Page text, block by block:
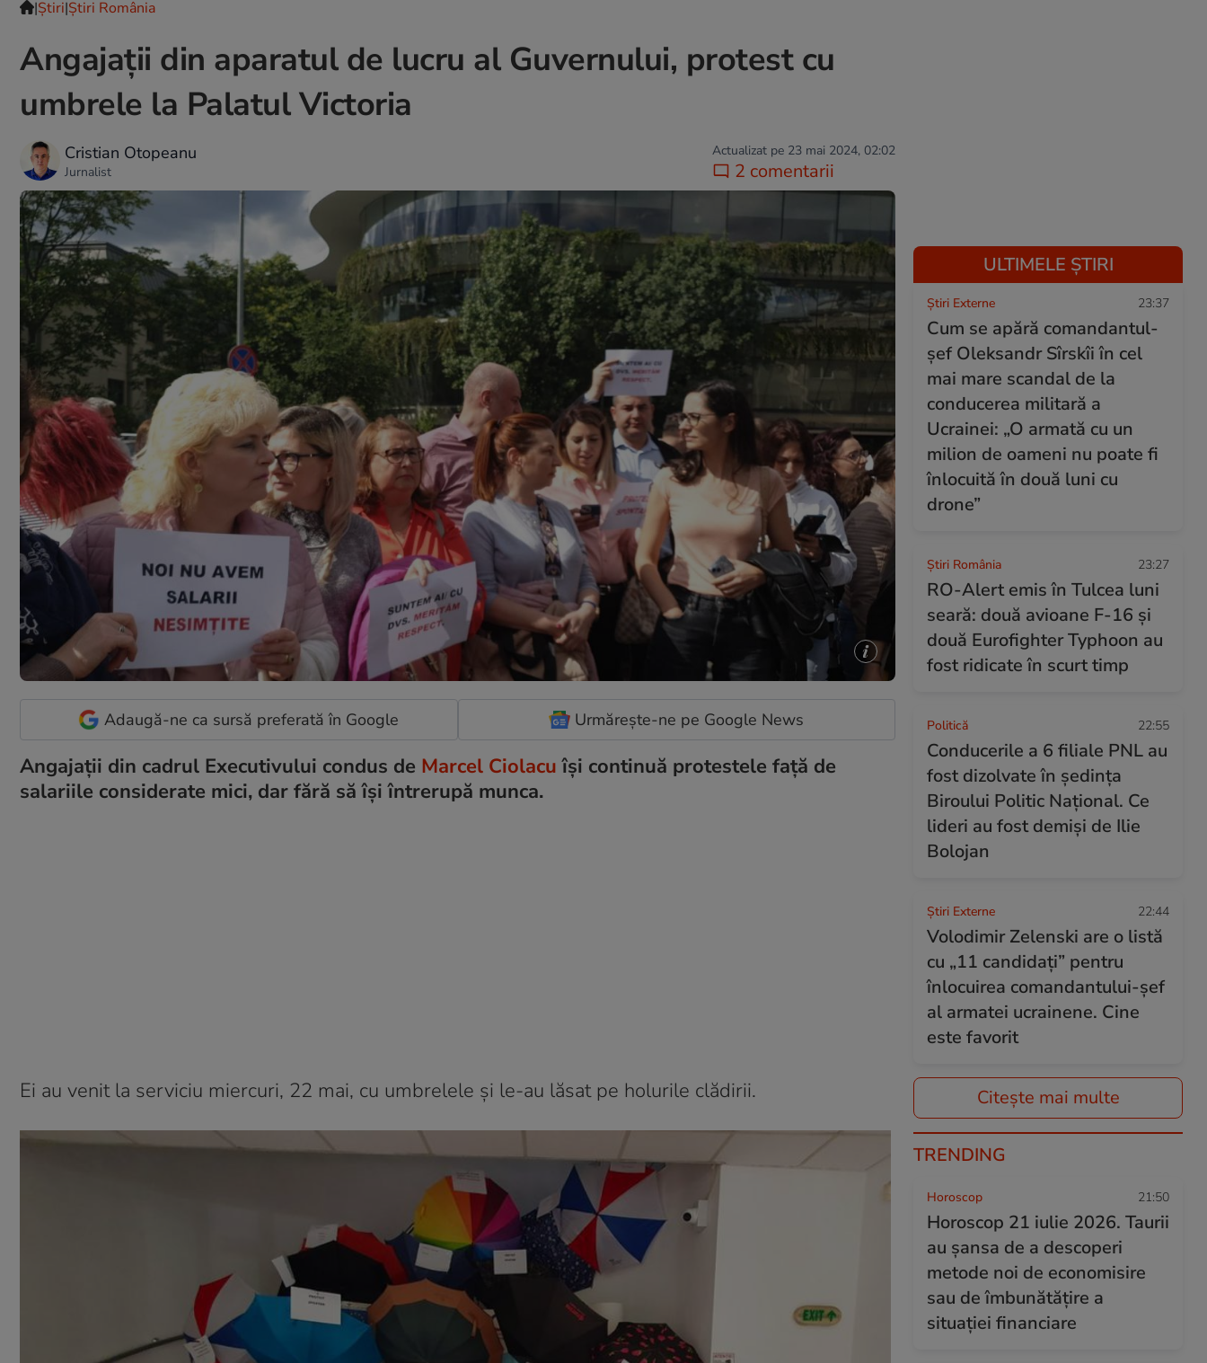
|Ştiri|Știri România
Angajaţii din aparatul de lucru al Guvernului, protest cu
umbrele la Palatul Victoria
Cristian Otopeanu
Jurnalist
Actualizat pe 23 mai 2024, 02:02
2 comentarii
Adaugă-ne ca sursă preferată în Google Urmărește-ne pe Google News
Angajaţii din cadrul Executivului condus de Marcel Ciolacu își continuă protestele față de
salariile considerate mici, dar fără să îşi întrerupă munca.
Ei au venit la serviciu miercuri, 22 mai, cu umbrelele și le-au lăsat pe holurile clădirii.
ULTIMELE ȘTIRI
Știri Externe 23:37
Cum se apără comandantul-
șef Oleksandr Sîrskîi în cel
mai mare scandal de la
conducerea militară a
Ucrainei: „O armată cu un
milion de oameni nu poate fi
înlocuită în două luni cu
drone”
Știri România 23:27
RO-Alert emis în Tulcea luni
seară: două avioane F-16 și
două Eurofighter Typhoon au
fost ridicate în scurt timp
Politică 22:55
Conducerile a 6 filiale PNL au
fost dizolvate în ședința
Biroului Politic Național. Ce
lideri au fost demiși de Ilie
Bolojan
Știri Externe 22:44
Volodimir Zelenski are o listă
cu „11 candidați” pentru
înlocuirea comandantului-șef
al armatei ucrainene. Cine
este favorit
Citește mai multe
TRENDING
Horoscop 21:50
Horoscop 21 iulie 2026. Taurii
au șansa de a descoperi
metode noi de economisire
sau de îmbunătățire a
situației financiare